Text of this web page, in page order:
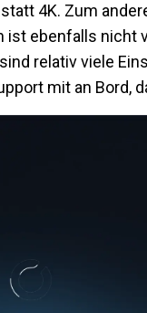
4K. Zum
ebenfalls nicht
relativ viele
mit an Bord,